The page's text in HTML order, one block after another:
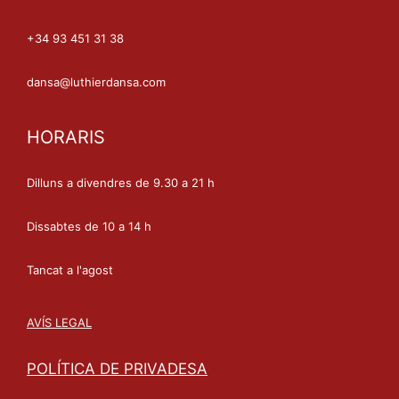
+34 93 451 31 38
dansa@luthierdansa.com
HORARIS
Dilluns a divendres de 9.30 a 21 h
Dissabtes de 10 a 14 h
Tancat a l'agost
AVÍS LEGAL
POLÍTICA DE PRIVADESA